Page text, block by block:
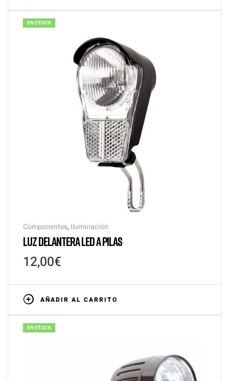
EN STOCK
Componentes, Iluminación
LUZ DELANTERA LED A PILAS
12,00€
AÑADIR AL CARRITO
EN STOCK